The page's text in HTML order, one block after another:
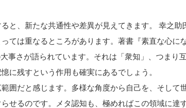
と、新たな共通性や差異が見えてきます。 幸之助
ては重なるところがあります。著書『素直な心に
事さが語られています。それは「衆知」、つまり
に残すという作用も確実にあるでしょう。
囲だと感じます。多様な角度から自己を、そして
せるのです。メタ認知も、極めればこの領域に達